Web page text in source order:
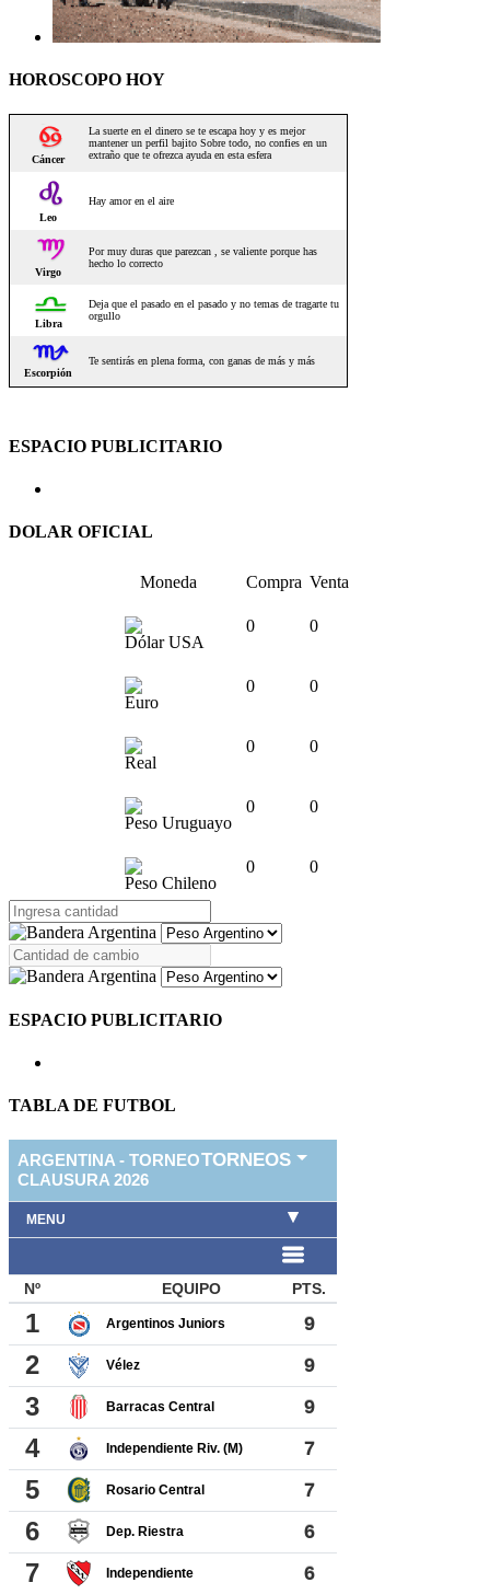
HOROSCOPO HOY
ESPACIO PUBLICITARIO
DOLAR OFICIAL
Moneda Compra Venta
Dólar USA
0 0
Euro
0 0
Real
0 0
Peso Uruguayo
0 0
Peso Chileno
0 0
ESPACIO PUBLICITARIO
TABLA DE FUTBOL